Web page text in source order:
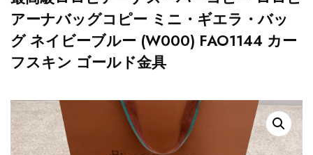
アーナバッグコピー ミニ・ギエラ・バッ
グ ネイビーブルー (W000) FAO1144 カー
フスキン ゴールド金具